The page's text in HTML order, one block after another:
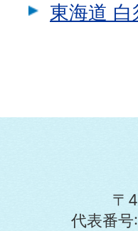
東海道 白
〒
代表番